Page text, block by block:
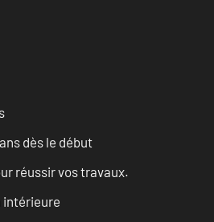
dès le début
réussir vos travaux.
intérieure